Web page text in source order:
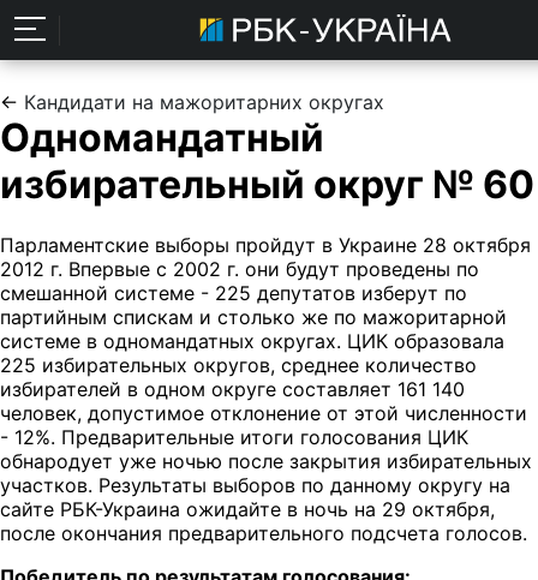
← Кандидати на мажоритарних округах
Одномандатный
избирательный округ № 60
Парламентские выборы пройдут в Украине 28 октября
2012 г. Впервые с 2002 г. они будут проведены по
смешанной системе - 225 депутатов изберут по
партийным спискам и столько же по мажоритарной
системе в одномандатных округах. ЦИК образовала
225 избирательных округов, среднее количество
избирателей в одном округе составляет 161 140
человек, допустимое отклонение от этой численности
- 12%. Предварительные итоги голосования ЦИК
обнародует уже ночью после закрытия избирательных
участков. Результаты выборов по данному округу на
сайте РБК-Украина ожидайте в ночь на 29 октября,
после окончания предварительного подсчета голосов.